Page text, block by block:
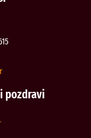
pozdravi